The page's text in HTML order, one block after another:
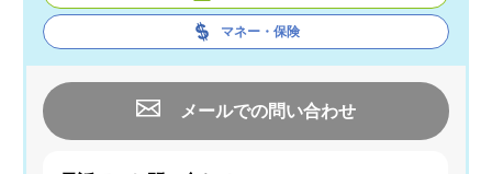
マネー・保険
メールでの問い合わせ